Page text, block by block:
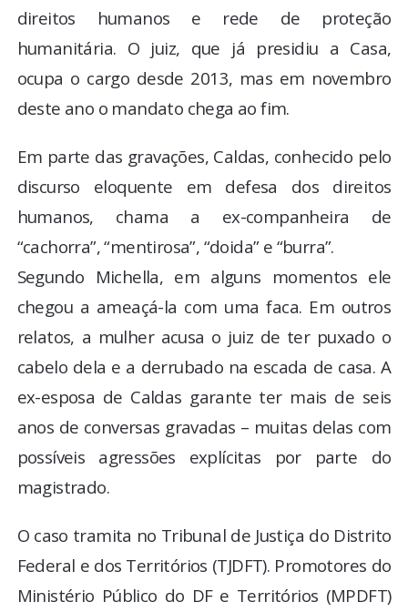
direitos humanos e rede de proteção
humanitária. O juiz, que já presidiu a Casa,
ocupa o cargo desde 2013, mas em novembro
deste ano o mandato chega ao fim.
Em parte das gravações, Caldas, conhecido pelo
discurso eloquente em defesa dos direitos
humanos, chama a ex-companheira de
“cachorra”, “mentirosa”, “doida” e “burra”.
Segundo Michella, em alguns momentos ele
chegou a ameaçá-la com uma faca. Em outros
relatos, a mulher acusa o juiz de ter puxado o
cabelo dela e a derrubado na escada de casa. A
ex-esposa de Caldas garante ter mais de seis
anos de conversas gravadas – muitas delas com
possíveis agressões explícitas por parte do
magistrado.
O caso tramita no Tribunal de Justiça do Distrito
Federal e dos Territórios (TJDFT). Promotores do
Ministério Público do DF e Territórios (MPDFT)